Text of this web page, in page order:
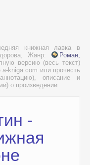
книжная лавка в
Жанр:
Роман,
версию (весь текст)
a-kniga.com или прочесть
описание и
о произведении.
-